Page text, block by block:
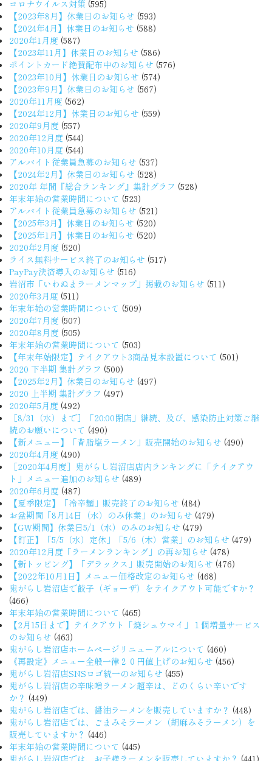
コロナウイルス対策 (595)
【2023年8月】休業日のお知らせ (593)
【2024年4月】休業日のお知らせ (588)
2020年1月度 (587)
【2023年11月】休業日のお知らせ (586)
ポイントカード絶賛配布中のお知らせ (576)
【2023年10月】休業日のお知らせ (574)
【2023年9月】休業日のお知らせ (567)
2020年11月度 (562)
【2024年12月】休業日のお知らせ (559)
2020年9月度 (557)
2020年12月度 (544)
2020年10月度 (544)
アルバイト従業員急募のお知らせ (537)
【2024年2月】休業日のお知らせ (528)
2020年 年間『総合ランキング』集計グラフ (528)
年末年始の営業時間について (523)
アルバイト従業員急募のお知らせ (521)
【2025年3月】休業日のお知らせ (520)
【2025年1月】休業日のお知らせ (520)
2020年2月度 (520)
ライス無料サービス終了のお知らせ (517)
PayPay決済導入のお知らせ (516)
岩沼市「いわぬまラーメンマップ」掲載のお知らせ (511)
2020年3月度 (511)
年末年始の営業時間について (509)
2020年7月度 (507)
2020年8月度 (505)
年末年始の営業時間について (503)
【年末年始限定】テイクアウト3商品見本設置について (501)
2020 下半期 集計グラフ (500)
【2025年2月】休業日のお知らせ (497)
2020 上半期 集計グラフ (497)
2020年5月度 (492)
［8/31（水）まで］「20:00閉店」継続、及び、感染防止対策ご継
続のお願いについて (490)
【新メニュー】「背脂塩ラーメン」販売開始のお知らせ (490)
2020年4月度 (490)
［2020年4月度］鬼がらし岩沼店店内ランキングに「テイクアウ
ト」メニュー追加のお知らせ (489)
2020年6月度 (487)
【夏季限定】「冷辛麺」販売終了のお知らせ (484)
お盆期間「8月14日（水）のみ休業」のお知らせ (479)
【GW期間】休業日5/1（水）のみのお知らせ (479)
【訂正】「5/5（水）定休」「5/6（木）営業」のお知らせ (479)
2020年12月度「ラーメンランキング」の再お知らせ (478)
【新トッピング】「デラックス」販売開始のお知らせ (476)
【2022年10月1日】メニュー価格改定のお知らせ (468)
鬼がらし岩沼店で餃子（ギョーザ）をテイクアウト可能ですか？
(466)
年末年始の営業時間について (465)
【2月15日まで】テイクアウト「焼シュウマイ」１個増量サービス
のお知らせ (463)
鬼がらし岩沼店ホームページリニューアルについて (460)
《再設定》メニュー全般一律２０円値上げのお知らせ (456)
鬼がらし岩沼店SNSロゴ統一のお知らせ (455)
鬼がらし岩沼店の辛味噌ラーメン超辛は、どのくらい辛いです
か？ (449)
鬼がらし岩沼店では、醤油ラーメンを販売していますか？ (448)
鬼がらし岩沼店では、ごまみそラーメン（胡麻みそラーメン）を
販売していますか？ (446)
年末年始の営業時間について (445)
鬼がらし岩沼店では、お子様ラーメンを販売していますか？ (441)